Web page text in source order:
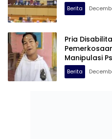
Berita
Pria
Manipulasi
Berita